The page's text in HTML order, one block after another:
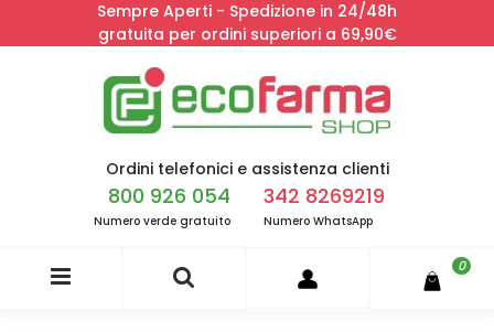
Sempre Aperti - Spedizione in 24/48h
gratuita per ordini superiori a 69,90€
Ordini telefonici e assistenza clienti
800 926 054
Numero verde gratuito
342 8269219
Numero WhatsApp
0